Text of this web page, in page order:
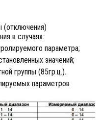
(отключения)
в случаях:
параметра;
значений;
группы (85гр.ц.).
параметров